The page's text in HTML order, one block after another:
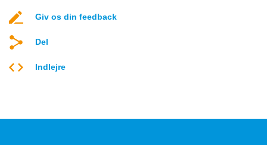
Giv os din feedback
Del
Indlejre